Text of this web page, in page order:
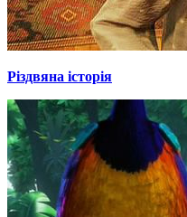
Різдвяна історія